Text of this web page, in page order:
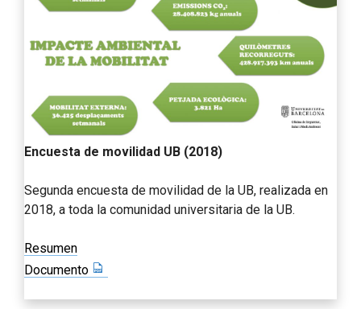
Encuesta de movilidad UB (2018)
Segunda encuesta de movilidad de la UB, realizada en
2018, a toda la comunidad universitaria de la UB.
Resumen
Documento